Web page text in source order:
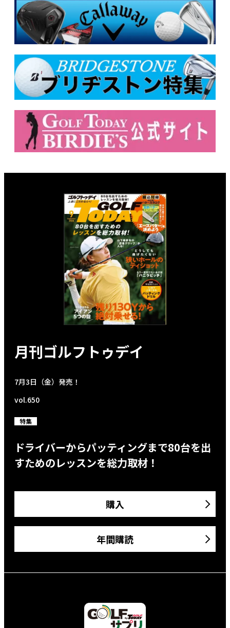
月刊ゴルフトゥデイ
7月3日（金）発売！
vol.650
特集
ドライバーからパッティングまで80台を出
すためのレッスンを総力取材！
購入
年間購読